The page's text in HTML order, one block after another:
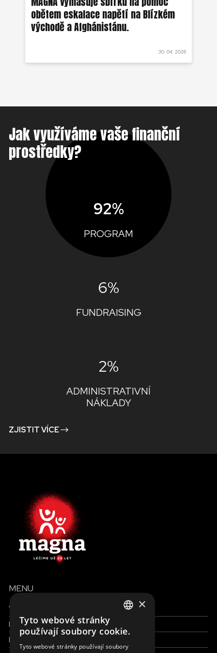
obětem eskalace napětí na Blízkém
východě a Afghánistánu.
30. 04. 2026
Jak využíváme vaše finanční
prostředky?
92%
PROGRAM
6%
FUNDRAISING
2%
ADMINISTRATIVNÍ
NÁKLADY
ZJISTIT VÍCE
MENU
Všechny formy pomoci
Finance a reporty
Pracujte s námi
×
Tyto webové stránky
používají soubory cookie.
Tyto webové stránky používají soubory